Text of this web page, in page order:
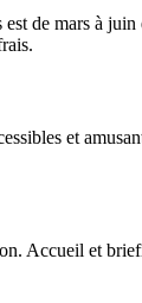
de mars à
et
Accueil et